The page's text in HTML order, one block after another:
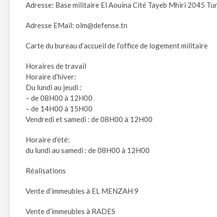
Adresse: Base militaire El Aouina Cité Tayeb Mhiri 2045
Adresse EMail: olm@defense.tn
Carte du bureau d’accueil de l’office de logement militaire
Horaires de travail
Horaire d’hiver:
Du lundi au jeudi :
– de 08H00 à 12H00
– de 14H00 à 15H00
Vendredi et samedi : de 08H00 à 12H00
Horaire d’été:
du lundi au samedi : de 08H00 à 12H00
Réalisations
Vente d’immeubles à EL MENZAH 9
Vente d’immeubles à RADES